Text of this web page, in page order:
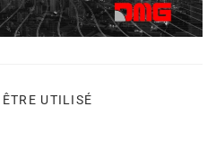
UTILISÉ